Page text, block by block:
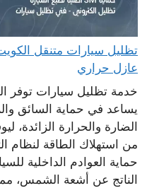
عازل حراري
خدمة تظليل سيارات توفر
يساعد في حماية السائق
الضارة والحرارة الزائدة،
من استهلاك الطاقة لنظام
حماية العوادم الداخلية
الناتج عن أشعة الشمس،